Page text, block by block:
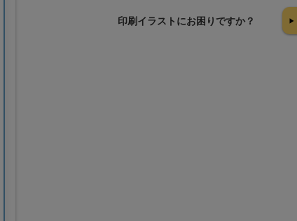
印刷イラストにお困りですか？